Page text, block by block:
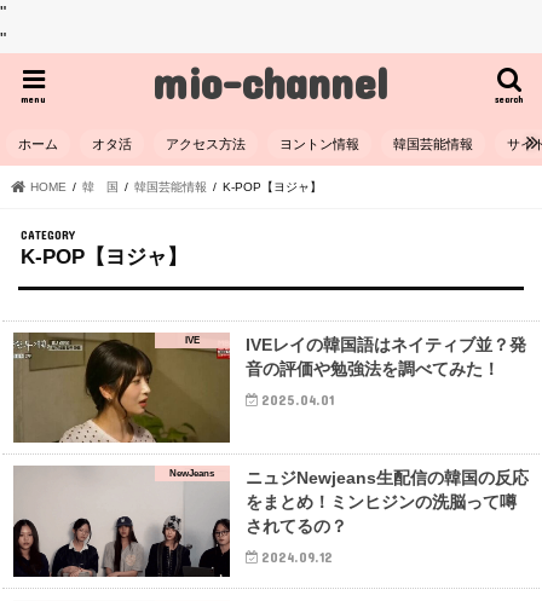
"
"
mio-channel search
menu
ホーム オタ活 アクセス方法 ヨントン情報 韓国芸能情報 サイ
HOME 韓 国 韓国芸能情報 K-POP【ヨジャ】
K-POP【ヨジャ】
IVE
IVEレイの韓国語はネイティブ並？発
音の評価や勉強法を調べてみた！
2025.04.01
NewJeans
ニュジNewjeans生配信の韓国の反応
をまとめ！ミンヒジンの洗脳って噂
されてるの？
2024.09.12